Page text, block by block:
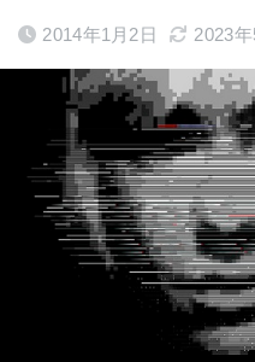
2014年1月2日 2023